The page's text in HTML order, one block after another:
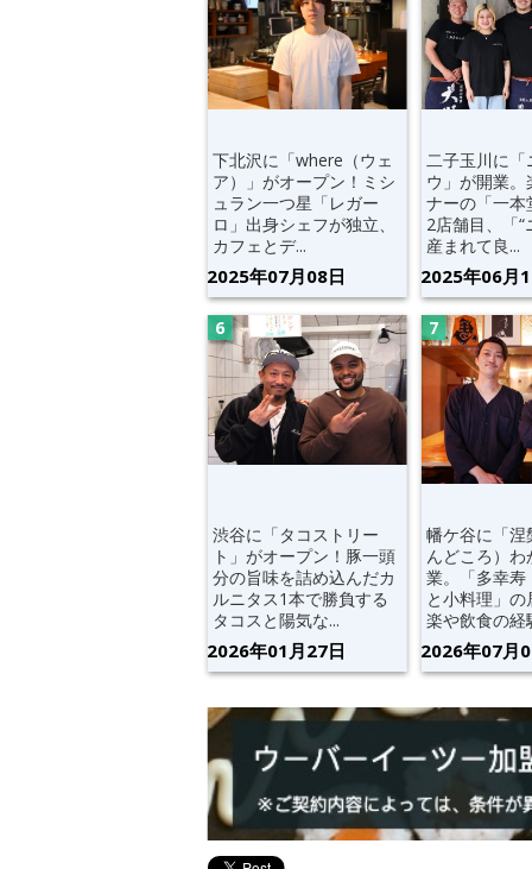
下北沢に「where（ウェ
ア）」がオープン！ミシ
ュラン一つ星「レガー
ロ」出身シェフが独立、
カフェとデ...
2025年07月08日
二子玉川に
ウ」が開業
ナーの「一本
2店舗目、「
産まれて良...
2025年06月
渋谷に「タコストリー
ト」がオープン！豚一頭
分の旨味を詰め込んだカ
ルニタス1本で勝負する
タコスと陽気な...
2026年01月27日
幡ケ谷に「涅
んどころ）
業。「多幸寿
と小料理」
楽や飲食の経
2026年07月